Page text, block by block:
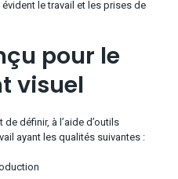
le travail et les prises de
pour le
visuel
définir, à l’aide d’outils
ayant les qualités suivantes :